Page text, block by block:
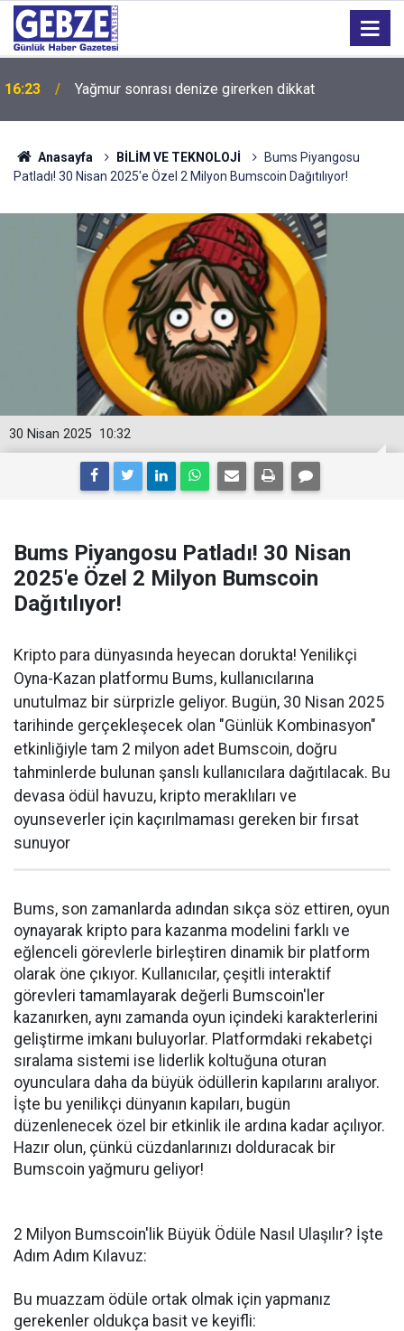
14:44
göreve başladı
Anasayfa BİLİM VE TEKNOLOJİ
Bums Piyangosu
Patladı! 30 Nisan 2025'e Özel 2 Milyon Bumscoin Dağıtılıyor!
10:32
30 Nisan 2025
Bums Piyangosu Patladı! 30 Nisan
2025'e Özel 2 Milyon Bumscoin
Dağıtılıyor!
Kripto para dünyasında heyecan dorukta! Yenilikçi
Oyna-Kazan platformu Bums, kullanıcılarına
unutulmaz bir sürprizle geliyor. Bugün, 30 Nisan 2025
tarihinde gerçekleşecek olan "Günlük Kombinasyon"
etkinliğiyle tam 2 milyon adet Bumscoin, doğru
tahminlerde bulunan şanslı kullanıcılara dağıtılacak. Bu
devasa ödül havuzu, kripto meraklıları ve
oyunseverler için kaçırılmaması gereken bir fırsat
sunuyor
Bums, son zamanlarda adından sıkça söz ettiren, oyun
oynayarak kripto para kazanma modelini farklı ve
eğlenceli görevlerle birleştiren dinamik bir platform
olarak öne çıkıyor. Kullanıcılar, çeşitli interaktif
görevleri tamamlayarak değerli Bumscoin'ler
kazanırken, aynı zamanda oyun içindeki karakterlerini
geliştirme imkanı buluyorlar. Platformdaki rekabetçi
sıralama sistemi ise liderlik koltuğuna oturan
oyunculara daha da büyük ödüllerin kapılarını aralıyor.
İşte bu yenilikçi dünyanın kapıları, bugün
düzenlenecek özel bir etkinlik ile ardına kadar açılıyor.
Hazır olun, çünkü cüzdanlarınızı dolduracak bir
Bumscoin yağmuru geliyor!
2 Milyon Bumscoin'lik Büyük Ödüle Nasıl Ulaşılır? İşte
Adım Adım Kılavuz:
Bu muazzam ödüle ortak olmak için yapmanız
gerekenler oldukça basit ve keyifli: